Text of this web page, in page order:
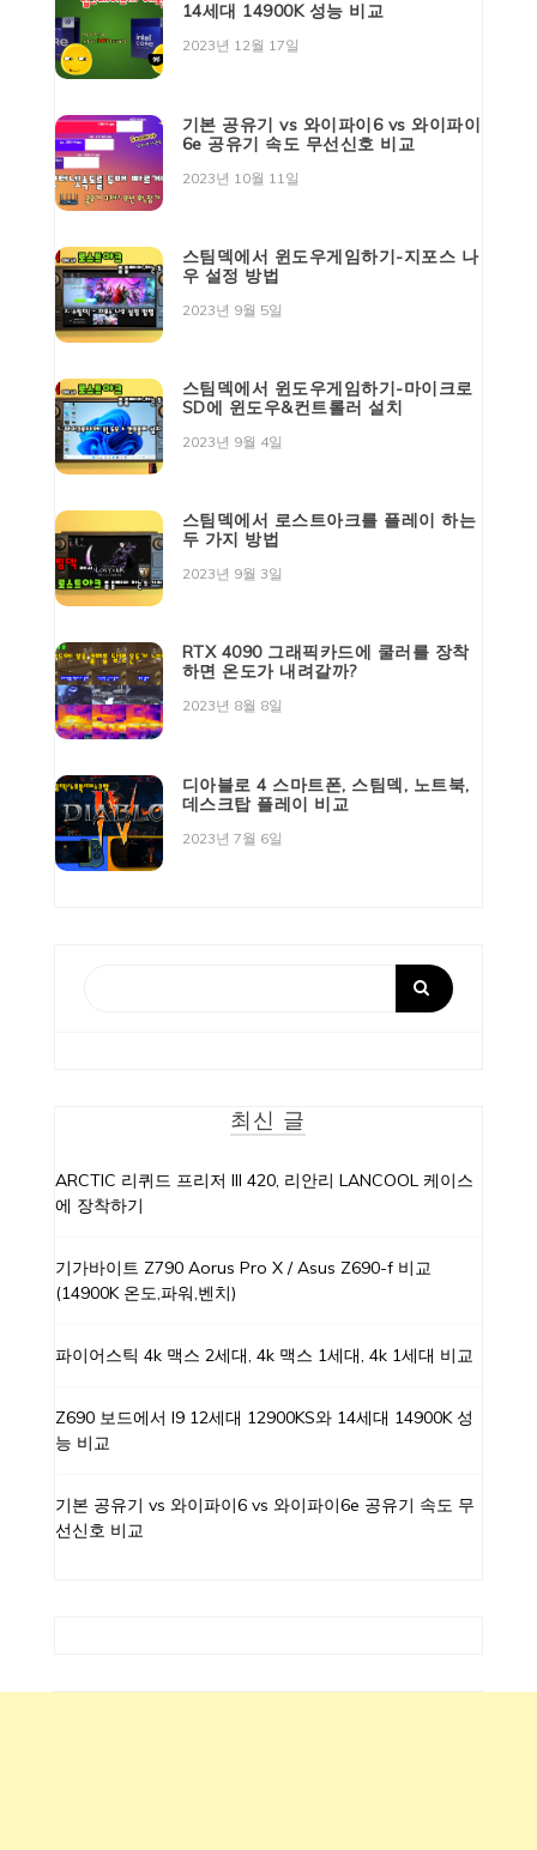
14세대 14900K 성능 비교
2023년 12월 17일
기본 공유기 vs 와이파이6 vs 와이파이
6e 공유기 속도 무선신호 비교
2023년 10월 11일
스팀덱에서 윈도우게임하기-지포스 나
우 설정 방법
2023년 9월 5일
스팀덱에서 윈도우게임하기-마이크로
SD에 윈도우&컨트롤러 설치
2023년 9월 4일
스팀덱에서 로스트아크를 플레이 하는
두 가지 방법
2023년 9월 3일
RTX 4090 그래픽카드에 쿨러를 장착
하면 온도가 내려갈까?
2023년 8월 8일
디아블로 4 스마트폰, 스팀덱, 노트북,
데스크탑 플레이 비교
2023년 7월 6일
최신 글
ARCTIC 리퀴드 프리저 III 420, 리안리 LANCOOL 케이스
에 장착하기
기가바이트 Z790 Aorus Pro X / Asus Z690-f 비교
(14900K 온도,파워,벤치)
파이어스틱 4k 맥스 2세대, 4k 맥스 1세대, 4k 1세대 비교
Z690 보드에서 I9 12세대 12900KS와 14세대 14900K 성
능 비교
기본 공유기 vs 와이파이6 vs 와이파이6e 공유기 속도 무
선신호 비교